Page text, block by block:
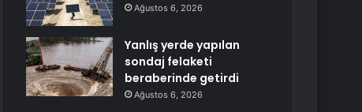
Ağustos 6, 2026
Yanlış yerde yapılan
sondaj felaketi
beraberinde getirdi
Ağustos 6, 2026